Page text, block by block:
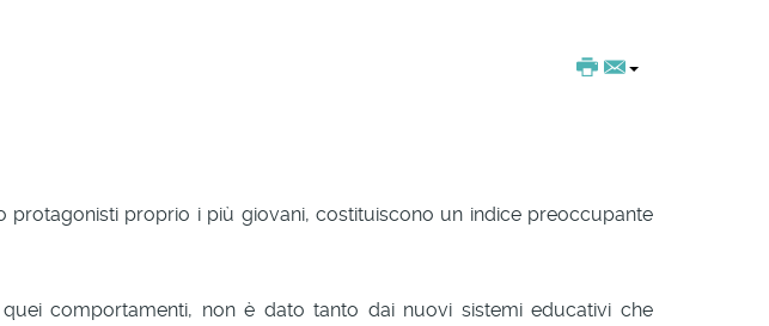
proprio i più giovani, costituiscono un indice preoccupante
comportamenti, non è dato tanto dai nuovi sistemi educativi che